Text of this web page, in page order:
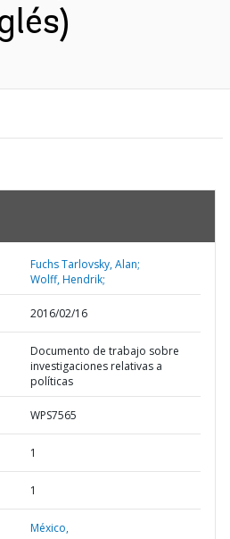
Fuchs Tarlovsky, Alan;
Wolff, Hendrik;
2016/02/16
Documento de trabajo sobre
investigaciones relativas a
políticas
WPS7565
1
1
México,